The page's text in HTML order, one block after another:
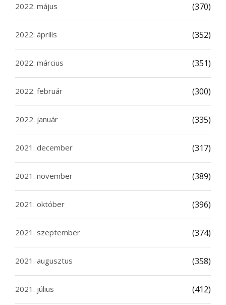
2022. május (370)
2022. április (352)
2022. március (351)
2022. február (300)
2022. január (335)
2021. december (317)
2021. november (389)
2021. október (396)
2021. szeptember (374)
2021. augusztus (358)
2021. július (412)